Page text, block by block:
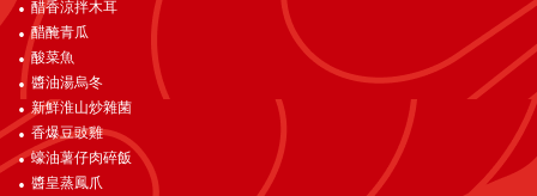
醋香涼拌木耳
醋醃青瓜
酸菜魚
醬油湯烏冬
新鮮淮山炒雜菌
香爆豆豉雞
蠔油薯仔肉碎飯
醬皇蒸鳳爪